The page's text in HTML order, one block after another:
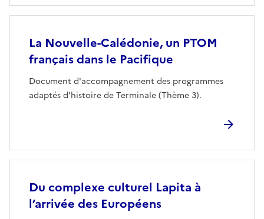
La Nouvelle-Calédonie, un PTOM
français dans le Pacifique
Document d'accompagnement des programmes
adaptés d'histoire de Terminale (Thème 3).
Du complexe culturel Lapita à
l’arrivée des Européens